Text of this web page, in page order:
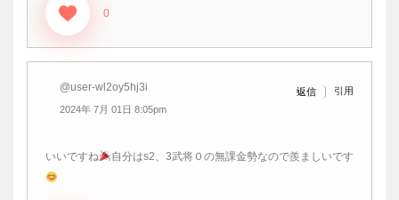
0
@user-wl2oy5hj3i
2024年 7月 01日 8:05pm
返信 引用
いいですね 自分はs2、3武将０の無課金勢なので羨ましいです